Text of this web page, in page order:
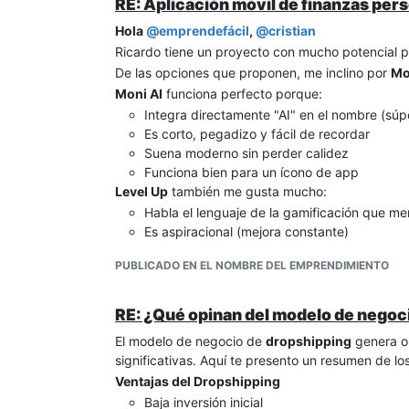
Por ejemplo, si el inversionista aporta
interés, eso debería modelarse como un
hacia el inversionista.
Este punto es fundamental porque el dinero
"regalo".
Es común que un inversionista espere un
1- Participación en las ganancias futuras
2- Repago de los fondos aportados con intereses
Si existiera un acuerdo donde el proyecto debe
interés, esos repagos se convierten en flujos
que aportó para cubrir las pérdidas, sino que su
RE: Aplicación móvil de finanzas
Hola@emprendefácil, @cristian
Ricardo tiene un proyecto con mucho potencial
De las opciones que proponen, me inclino por
Moni AI funciona perfecto porque:
Integra directamente "AI" en el nombre
Es corto, pegadizo y fácil de recordar
Suena moderno sin perder calidez
Funciona bien para un ícono de app
Level Up también me gusta mucho:
Habla el lenguaje de la gamificación que
Es aspiracional (mejora constante)
Si tuviera que elegir..., iría conMoni AIpor la
Zent también es sólido como alternativa si
captura mejor la esencia tecnológica + amigable.
PUBLICADO EN EL NOMBRE DEL EMPRENDIMIENTO
RE: ¿Qué opinan del modelo de
El modelo de negocio de dropshipping genera
significativas. Aquí te presento un resumen de
Ventajas del Dropshipping
Baja inversión inicial